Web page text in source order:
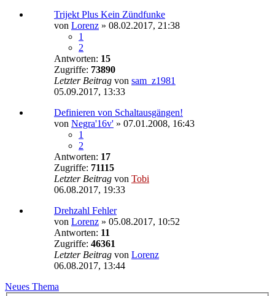
Trijekt Plus Kein Zündfunke
von Lorenz » 08.02.2017, 21:38
1
2
Antworten: 15
Zugriffe: 73890
Letzter Beitrag von sam_z1981
05.09.2017, 13:33
Definieren von Schaltausgängen!
von Negra'16v' » 07.01.2008, 16:43
1
2
Antworten: 17
Zugriffe: 71115
Letzter Beitrag von Tobi
06.08.2017, 19:33
Drehzahl Fehler
von Lorenz » 05.08.2017, 10:52
Antworten: 11
Zugriffe: 46361
Letzter Beitrag von Lorenz
06.08.2017, 13:44
Neues Thema